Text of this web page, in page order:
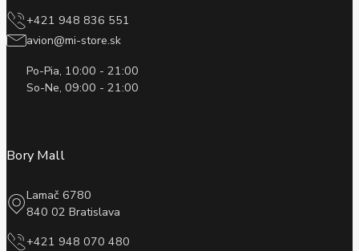
+421 948 836 551
avion@mi-store.sk
Po-Pia, 10:00 - 21:00
So-Ne, 09:00 - 21:00
Bory Mall
Lamač 6780
840 02 Bratislava
+421 948 070 480